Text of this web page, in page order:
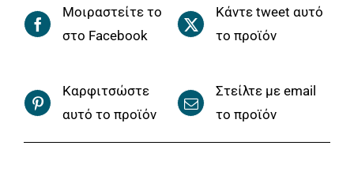
Μοιραστείτε το
στο Facebook
Κάντε tweet αυτό
το προϊόν
Καρφιτσώστε
αυτό το προϊόν
Στείλτε με email
το προϊόν